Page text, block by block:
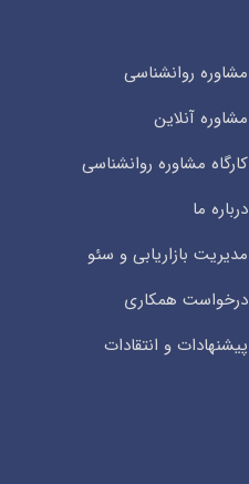
مشاوره روانشناسی
مشاوره آنلاین
کارگاه مشاوره روانشناسی
درباره ما
مدیریت بازاریابی و سئو
درخواست همکاری
پیشنهادات و انتقادات